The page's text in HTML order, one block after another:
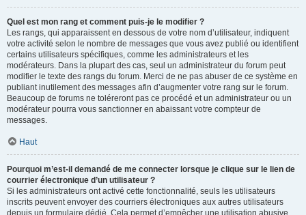
Quel est mon rang et comment puis-je le modifier ?
Les rangs, qui apparaissent en dessous de votre nom d’utilisateur, indiquent
votre activité selon le nombre de messages que vous avez publié ou identifient
certains utilisateurs spécifiques, comme les administrateurs et les
modérateurs. Dans la plupart des cas, seul un administrateur du forum peut
modifier le texte des rangs du forum. Merci de ne pas abuser de ce système en
publiant inutilement des messages afin d’augmenter votre rang sur le forum.
Beaucoup de forums ne toléreront pas ce procédé et un administrateur ou un
modérateur pourra vous sanctionner en abaissant votre compteur de
messages.
Haut
Pourquoi m’est-il demandé de me connecter lorsque je clique sur le lien de
courrier électronique d’un utilisateur ?
Si les administrateurs ont activé cette fonctionnalité, seuls les utilisateurs
inscrits peuvent envoyer des courriers électroniques aux autres utilisateurs
depuis un formulaire dédié. Cela permet d’empêcher une utilisation abusive